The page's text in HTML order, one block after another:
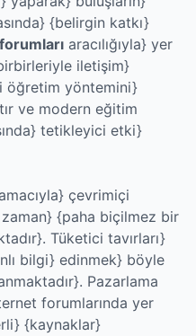
{belirgin katkı}
aracılığıyla} yer
iletişim}
öğretim yöntemini}
ve modern eğitim
tetikleyici etki}
çevrimiçi
{paha biçilmez bir
Tüketici tavırları}
bilgi} edinmek} böyle
Pazarlama
forumlarında yer
{kaynaklar}